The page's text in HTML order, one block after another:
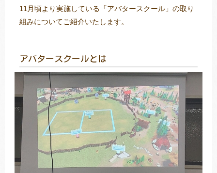
11月頃より実施している「アバタースクール」の取り
組みについてご紹介いたします。
アバタースクールとは